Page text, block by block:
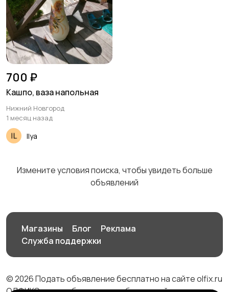
Другое5
700 ₽
Кашпо, ваза напольная
Нижний Новгород
1 месяц назад
Ilya
Измените условия поиска, чтобы увидеть больше
объявлений
Магазины Блог
Реклама
Служба поддержки
© 2026 Подать объявление бесплатно на сайте olfix.ru